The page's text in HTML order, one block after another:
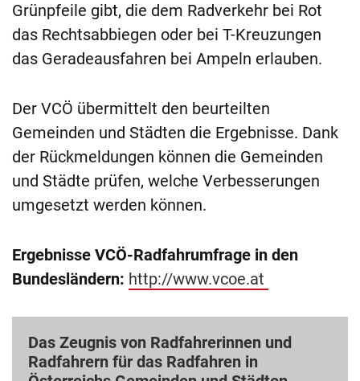
Grünpfeile gibt, die dem Radverkehr bei Rot
das Rechtsabbiegen oder bei T-Kreuzungen
das Geradeausfahren bei Ampeln erlauben.
Der VCÖ übermittelt den beurteilten
Gemeinden und Städten die Ergebnisse. Dank
der Rückmeldungen können die Gemeinden
und Städte prüfen, welche Verbesserungen
umgesetzt werden können.
Ergebnisse VCÖ-Radfahrumfrage in den
Bundesländern: http://www.vcoe.at
Das Zeugnis von Radfahrerinnen und
Radfahrern für das Radfahren in